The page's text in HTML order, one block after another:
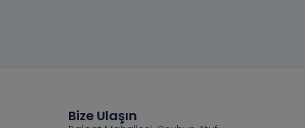
Bize Ulaşın